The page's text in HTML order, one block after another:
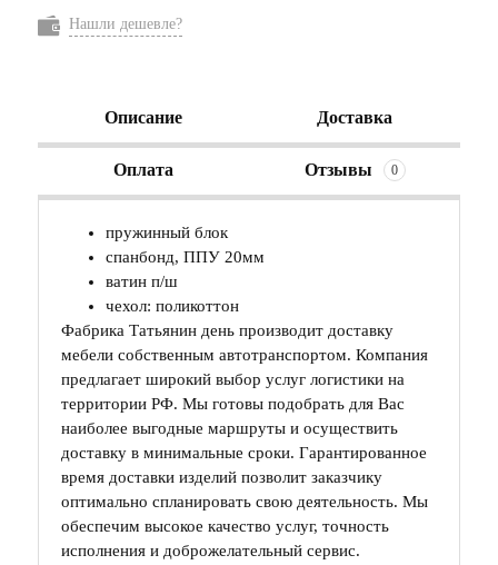
Нашли дешевле?
Описание Доставка
Оплата Отзывы 0
пружинный блок
спанбонд, ППУ 20мм
ватин п/ш
чехол: поликоттон
Фабрика Татьянин день производит доставку
мебели собственным автотранспортом. Компания
предлагает широкий выбор услуг логистики на
территории РФ. Мы готовы подобрать для Вас
наиболее выгодные маршруты и осуществить
доставку в минимальные сроки. Гарантированное
время доставки изделий позволит заказчику
оптимально спланировать свою деятельность. Мы
обеспечим высокое качество услуг, точность
исполнения и доброжелательный сервис.